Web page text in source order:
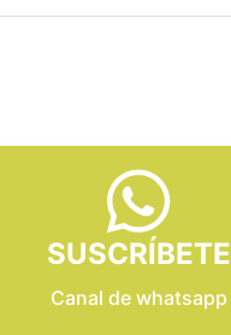
SUSCRÍBETE
Canal de whatsapp